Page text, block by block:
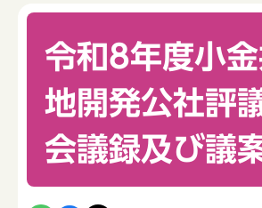
令和8年度小
地開発公社評
会議録及び議